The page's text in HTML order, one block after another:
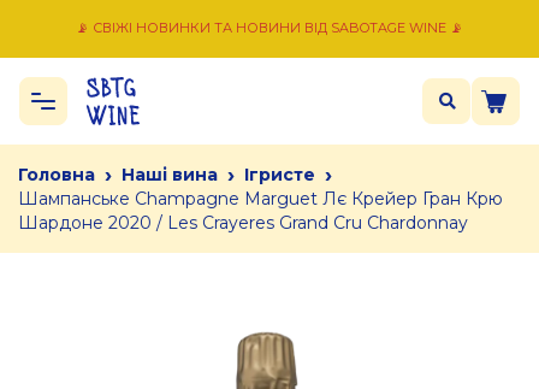
📡 СВІЖІ НОВИНКИ ТА НОВИНИ ВІД SABOTAGE WINE 📡
Головна › Наші вина › Ігристе ›
Шампанське Champagne Marguet Лє Крейер Гран Крю
Шардоне 2020 / Les Crayeres Grand Cru Chardonnay